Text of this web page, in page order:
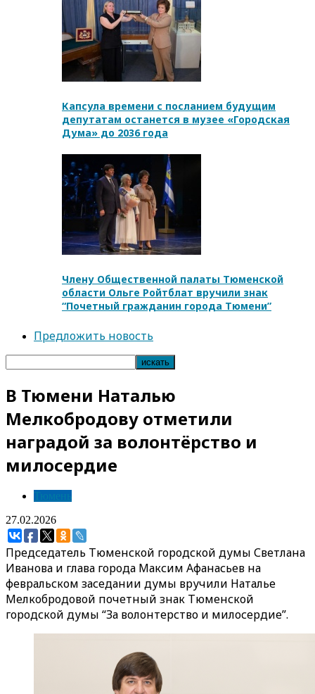
Капсула времени с посланием будущим
депутатам останется в музее «Городская
Дума» до 2036 года
Члену Общественной палаты Тюменской
области Ольге Ройтблат вручили знак
“Почетный гражданин города Тюмени”
Предложить новость
В Тюмени Наталью
Мелкобродову отметили
наградой за волонтёрство и
милосердие
Тюмень
27.02.2026
Председатель Тюменской городской думы Светлана
Иванова и глава города Максим Афанасьев на
февральском заседании думы вручили Наталье
Мелкобродовой почетный знак Тюменской
городской думы “За волонтерство и милосердие”.